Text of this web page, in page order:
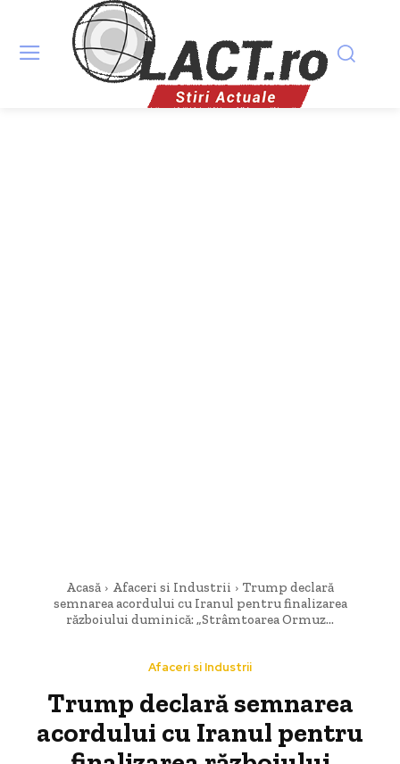
Acasă Afaceri si Industrii
Trump declară
semnarea acordului cu Iranul pentru finalizarea
războiului duminică: „Strâmtoarea Ormuz...
Afaceri si Industrii
Trump declară semnarea
acordului cu Iranul pentru